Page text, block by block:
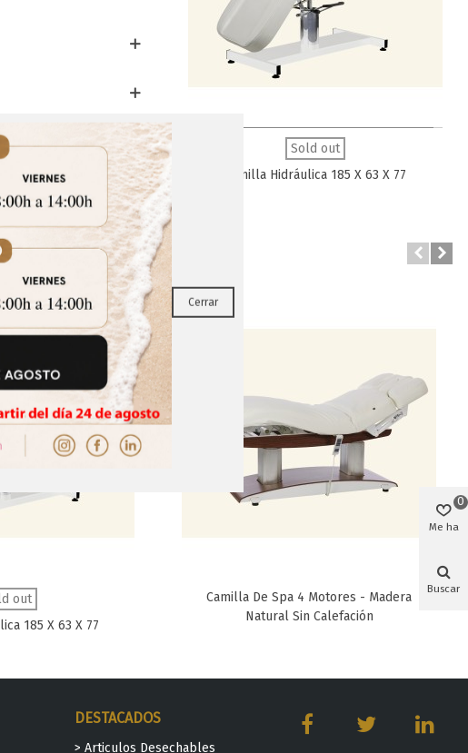
Blanca 3 Cuerpos Favorito
Sold out
Camilla Hidráulica 185 X 63 X 77
out
185 X 63 X 77
Favorito
Camilla De Spa 4 Motores - Madera
Natural Sin Calefación
DESTACADOS
> Articulos Desechables
Me ha
0
Buscar
CERRAR Cerrar